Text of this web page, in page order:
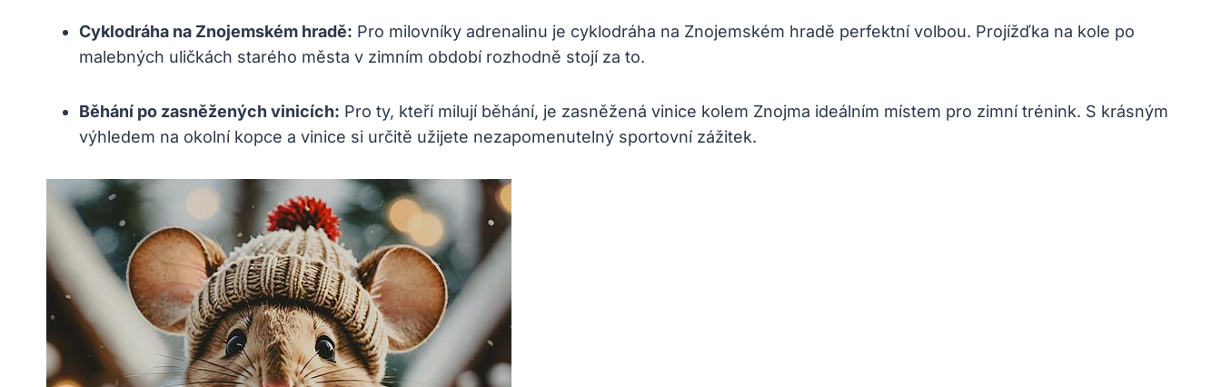
Cyklodráha na Znojemském​ hradě: Pro milovníky adrenalinu ​je cyklodráha na Znojemském⁤ hradě perfektní volbou. Projížďka na kole po
malebných uličkách ⁤starého ⁣města v zimním období rozhodně stojí za⁢ to.
Běhání⁢ po⁣ zasněžených vinicích: Pro ty, kteří milují ‍běhání, je zasněžená vinice kolem Znojma ⁢ideálním místem pro zimní trénink. S‍ krásným
výhledem na okolní kopce a vinice‍ si ​určitě užijete nezapomenutelný sportovní zážitek.